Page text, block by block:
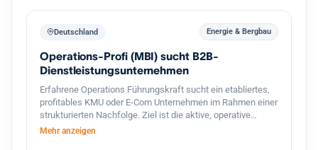
Deutschland Energie & Bergbau
Operations-Profi (MBI) sucht B2B-
Dienstleistungsunternehmen
Erfahrene Operations Führungskraft sucht ein etabliertes,
profitables KMU oder E-Com Unternehmen im Rahmen einer
strukturierten Nachfolge. Ziel ist die aktive, operative
Übernahme der Geschäftsführung (tätige Beteiligung), die
Mehr anzeigen